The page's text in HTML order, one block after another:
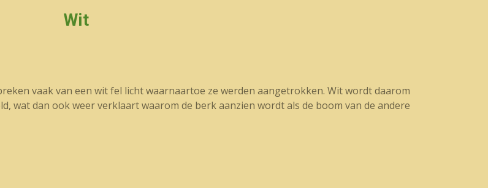
Wit
vaak van een wit fel licht waarnaartoe ze werden aangetrokken. Wit wordt daarom
wat dan ook weer verklaart waarom de berk aanzien wordt als de boom van de andere